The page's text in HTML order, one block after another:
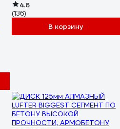
4.6
(136)
В корзину